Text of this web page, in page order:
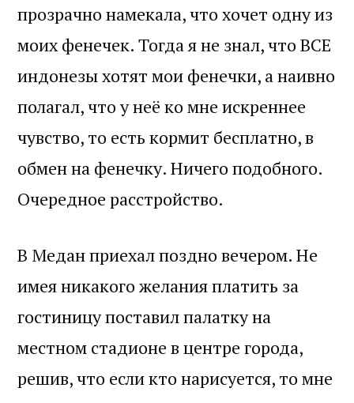
прозрачно намекала, что хочет одну из
моих фенечек. Тогда я не знал, что ВСЕ
индонезы хотят мои фенечки, а наивно
полагал, что у неё ко мне искреннее
чувство, то есть кормит бесплатно, в
обмен на фенечку. Ничего подобного.
Очередное расстройство.
В Медан приехал поздно вечером. Не
имея никакого желания платить за
гостиницу поставил палатку на
местном стадионе в центре города,
решив, что если кто нарисуется, то мне